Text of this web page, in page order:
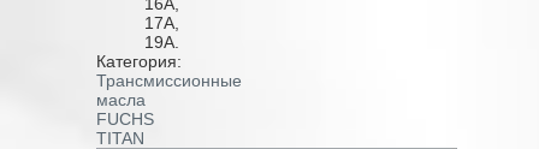
17A,
19A.
Категория:
Трансмиссионные
масла
FUCHS
TITAN